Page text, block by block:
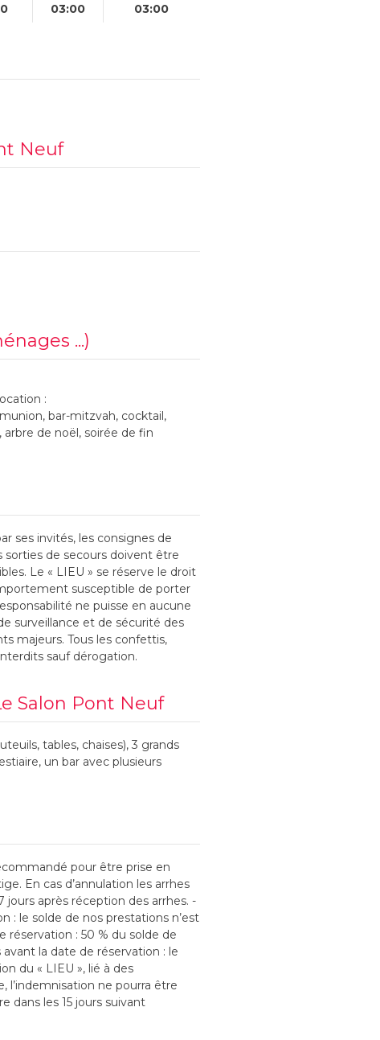
03:00 03:00
Neuf
...)
:
bar-mitzvah, cocktail,
de noël, soirée de fin
ses invités, les consignes de
sorties de secours doivent être
Le « LIEU » se réserve le droit
susceptible de porter
ne puisse en aucune
surveillance et de sécurité des
majeurs. Tous les confettis,
sauf dérogation.
Salon Pont Neuf
tables, chaises), 3 grands
un bar avec plusieurs
pour être prise en
En cas d’annulation les arrhes
jours après réception des arrhes. -
: le solde de nos prestations n’est
réservation : 50 % du solde de
la date de réservation : le
du « LIEU », lié à des
l’indemnisation ne pourra être
dans les 15 jours suivant